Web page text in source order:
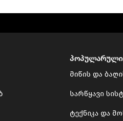
პოპულარული
მიწის და
სარწყავი
ტექნიკა და